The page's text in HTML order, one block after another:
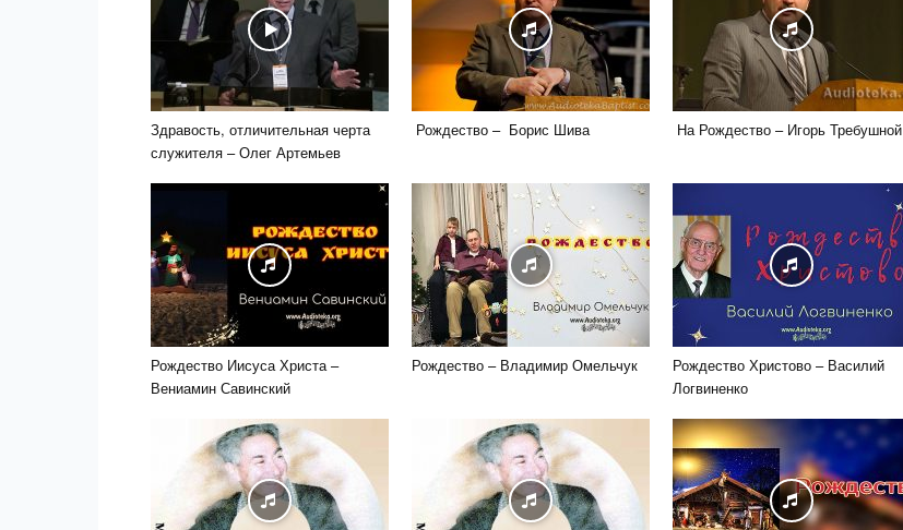
Здравость, отличительная черта
служителя – Олег Артемьев
Рождество – Борис Шива На Рождество – Игорь Требушной
Рождество Иисуса Христа –
Вениамин Савинский
Рождество – Владимир Омельчук
Рождество Христово – Василий
Логвиненко